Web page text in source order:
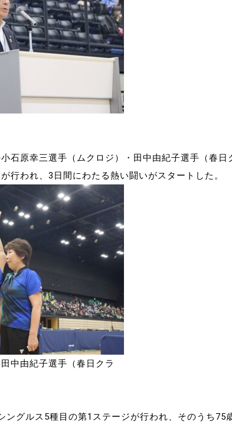
石原幸三選手（ムクロジ）・田中由紀子選手（春日
行われ、3日間にわたる熱い闘いがスタートした。
中由紀子選手（春日クラ
ングルス5種目の第1ステージが行われ、そのうち75